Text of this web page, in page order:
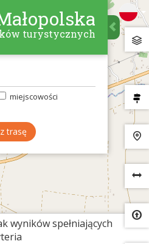
×
wyników spełniających
turystycznych
miejscowości
trasę